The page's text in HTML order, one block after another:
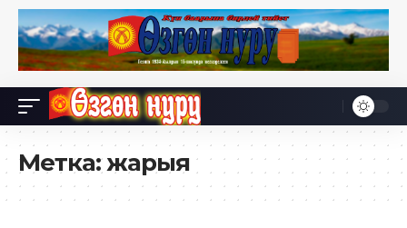
Метка:жарыя